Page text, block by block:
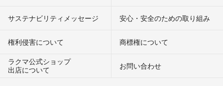
サステナビリティメッセージ 安心・安全のための取り組み
権利侵害について
商標権について
ラクマ公式ショップ
出店について
お問い合わせ